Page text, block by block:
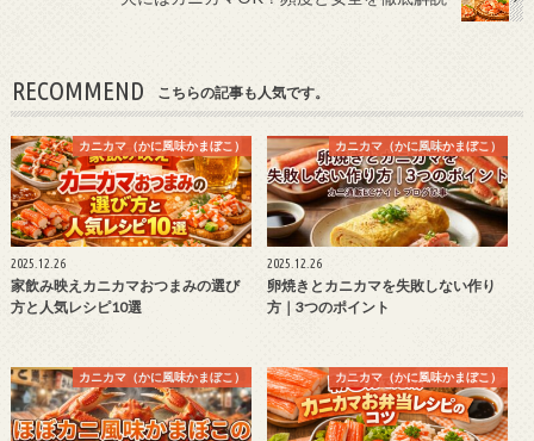
RECOMMEND こちらの記事も人気です。
カニカマ（かに風味かまぼこ）
2025.12.26
家飲み映えカニカマおつまみの選び
方と人気レシピ10選
カニカマ（かに風味かまぼこ）
2025.12.26
卵焼きとカニカマを失敗しない作り
方｜3つのポイント
カニカマ（かに風味かまぼこ） カニカマ（かに風味かまぼこ）